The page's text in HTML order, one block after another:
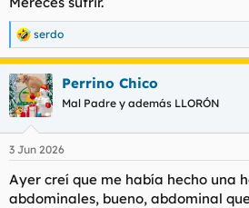
R
e
a
c
c
i
e
:
serdo
Perrino Chico
Mal Padre y además LLORÓN
3 Jun 2026
Ayer creí que me había hecho una
abdominales, bueno, abdominal